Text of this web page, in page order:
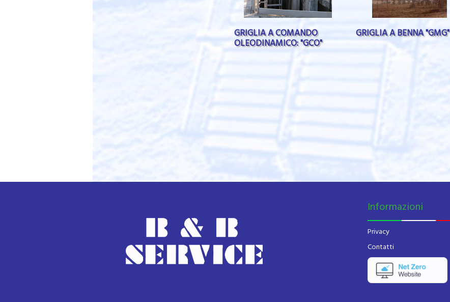
GRIGLIA A COMANDO
OLEODINAMICO: "GCO"
GRIGLIA A BENNA "GMG"
Informazioni
Privacy
Contatti